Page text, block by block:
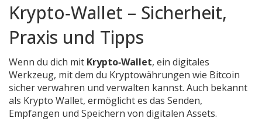
Krypto‑Wallet – Sicherheit,
Praxis und Tipps
Wenn du dich mit Krypto‑Wallet, ein digitales
Werkzeug, mit dem du Kryptowährungen wie Bitcoin
sicher verwahren und verwalten kannst. Auch bekannt
als Krypto Wallet, ermöglicht es das Senden,
Empfangen und Speichern von digitalen Assets.